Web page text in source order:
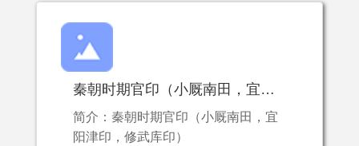
秦朝时期官印（小厩南田，宜阳津印，修武库印）
简介：秦朝时期官印（小厩南田，宜
阳津印，修武库印）